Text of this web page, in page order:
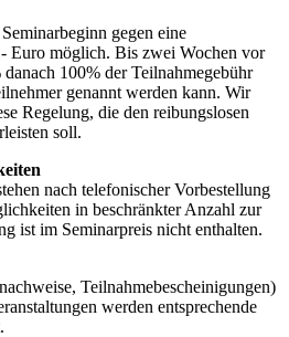
gegen eine
Euro möglich. Bis zwei Wochen vor
100% der Teilnahmegebühr
genannt werden kann. Wir
Regelung, die den reibungslosen
soll.
nach telefonischer Vorbestellung
in beschränkter Anzahl zur
ist im Seminarpreis nicht enthalten.
Teilnahmebescheinigungen)
werden entsprechende